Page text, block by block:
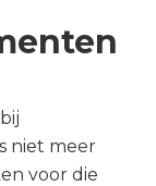
niet meer
voor die